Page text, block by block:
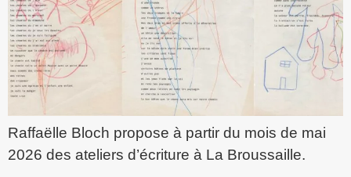
Raffaëlle Bloch propose à partir du mois de mai
2026 des ateliers d’écriture à La Broussaille.